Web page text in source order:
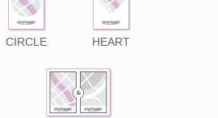
CIRCLE HEART